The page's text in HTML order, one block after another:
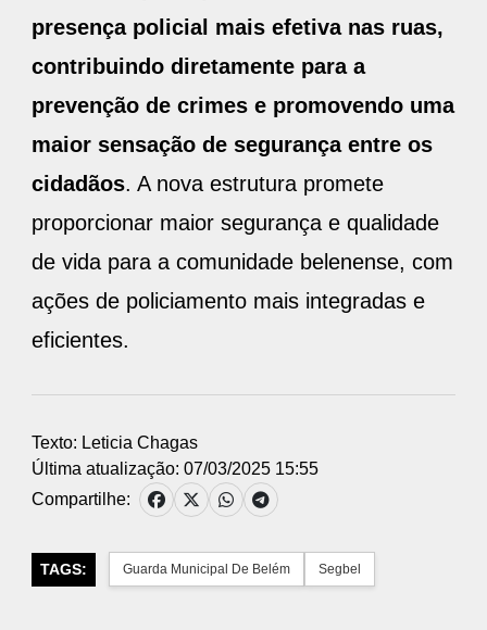
presença policial mais efetiva nas ruas,
contribuindo diretamente para a
prevenção de crimes e promovendo uma
maior sensação de segurança entre os
cidadãos. A nova estrutura promete
proporcionar maior segurança e qualidade
de vida para a comunidade belenense, com
ações de policiamento mais integradas e
eficientes.
Texto: Leticia Chagas
Última atualização: 07/03/2025 15:55
Compartilhe:
TAGS: Guarda Municipal De Belém Segbel